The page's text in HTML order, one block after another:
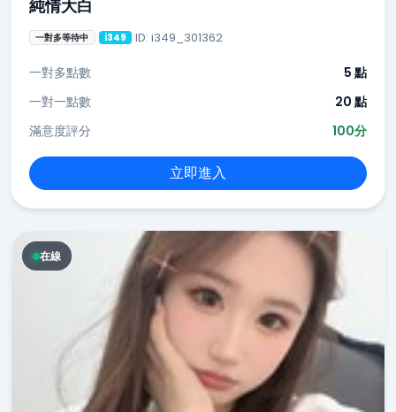
純情大白
一對多等待中 i349 ID: i349_301362
一對多點數
5 點
一對一點數
20 點
滿意度評分
100分
立即進入
在線